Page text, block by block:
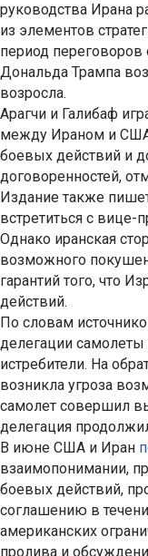
руководства Ирана
из элементов
период переговоров
Дональда Трампа
возросла.
Арагчи и Галибаф
между Ираном и
боевых действий и
договоренностей,
Издание также
встретиться с
Однако иранская
возможного
гарантий того, что
действий.
По словам
делегации
истребители. На
возникла угроза
самолет совершил
делегация
В июне США и Иран
взаимопонимании,
боевых действий,
соглашению в
американских
пролива и